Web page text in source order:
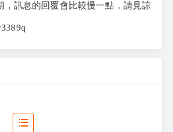
，訊息的回覆會比較慢一點，請見諒